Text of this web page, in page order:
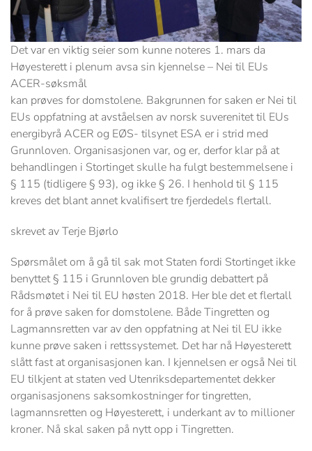
Det var en viktig seier som kunne noteres 1. mars da
Høyesterett i plenum avsa sin kjennelse – Nei til EUs
ACER-søksmål
kan prøves for domstolene. Bakgrunnen for saken er Nei til
EUs oppfatning at avståelsen av norsk suverenitet til EUs
energibyrå ACER og EØS- tilsynet ESA er i strid med
Grunnloven. Organisasjonen var, og er, derfor klar på at
behandlingen i Stortinget skulle ha fulgt bestemmelsene i
§ 115 (tidligere § 93), og ikke § 26. I henhold til § 115
kreves det blant annet kvalifisert tre fjerdedels flertall.
skrevet av Terje Bjørlo
Spørsmålet om å gå til sak mot Staten fordi Stortinget ikke
benyttet § 115 i Grunnloven ble grundig debattert på
Rådsmøtet i Nei til EU høsten 2018. Her ble det et flertall
for å prøve saken for domstolene. Både Tingretten og
Lagmannsretten var av den oppfatning at Nei til EU ikke
kunne prøve saken i rettssystemet. Det har nå Høyesterett
slått fast at organisasjonen kan. I kjennelsen er også Nei til
EU tilkjent at staten ved Utenriksdepartementet dekker
organisasjonens saksomkostninger for tingretten,
lagmannsretten og Høyesterett, i underkant av to millioner
kroner. Nå skal saken på nytt opp i Tingretten.